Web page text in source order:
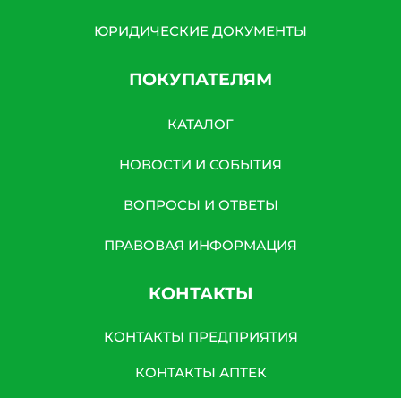
ЮРИДИЧЕСКИЕ ДОКУМЕНТЫ
ПОКУПАТЕЛЯМ
КАТАЛОГ
НОВОСТИ И СОБЫТИЯ
ВОПРОСЫ И ОТВЕТЫ
ПРАВОВАЯ ИНФОРМАЦИЯ
КОНТАКТЫ
КОНТАКТЫ ПРЕДПРИЯТИЯ
КОНТАКТЫ АПТЕК